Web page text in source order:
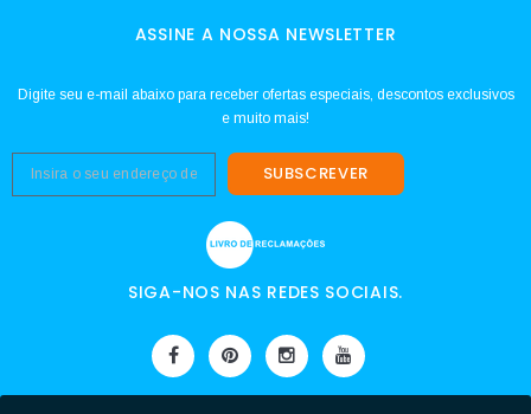
ASSINE A NOSSA NEWSLETTER
Digite seu e-mail abaixo para receber ofertas especiais, descontos exclusivos
e muito mais!
SUBSCREVER
SIGA-NOS NAS REDES SOCIAIS.